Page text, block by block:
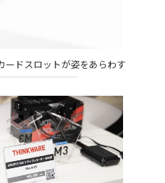
ードスロットが姿をあらわす